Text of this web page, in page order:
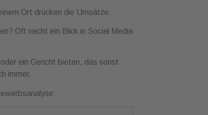
Ort drücken die Umsätze.
Oft reicht ein Blick in Social Media
ein Gericht bieten, das sonst
immer.